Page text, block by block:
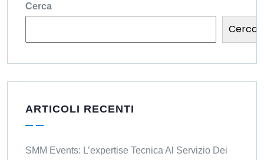
Cerca
Cerca
ARTICOLI RECENTI
SMM Events: L’expertise Tecnica Al Servizio Dei